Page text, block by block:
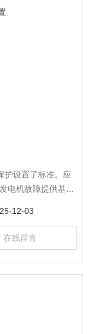
设置了标准。应
电机故障提供基
12-03
在线留言